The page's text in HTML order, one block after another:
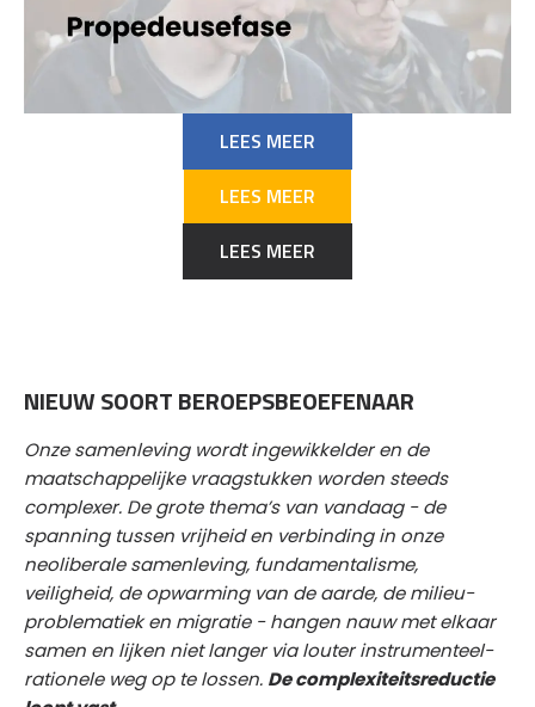
LEES MEER
LEES MEER
LEES MEER
NIEUW SOORT BEROEPSBEOEFENAAR
Onze samenleving wordt ingewikkelder en de
maatschappelijke vraagstukken worden steeds
complexer. De grote thema’s van vandaag - de
spanning tussen vrijheid en verbinding in onze
neoliberale samenleving, fundamentalisme,
veiligheid, de opwarming van de aarde, de milieu­
problematiek en migratie - hangen nauw met elkaar
samen en lijken niet langer via louter instrumenteel-
rationele weg op te lossen. De complexiteits­­reductie